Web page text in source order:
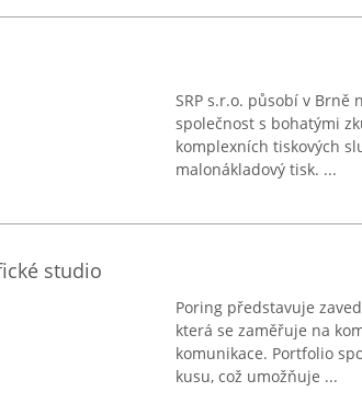
SRP s.r.o. působí v Brně
společnost s bohatými
komplexních tiskových
malonákladový tisk. ...
studio
Poring představuje
která se zaměřuje na
komunikace. Portfolio
kusu, což umožňuje ...